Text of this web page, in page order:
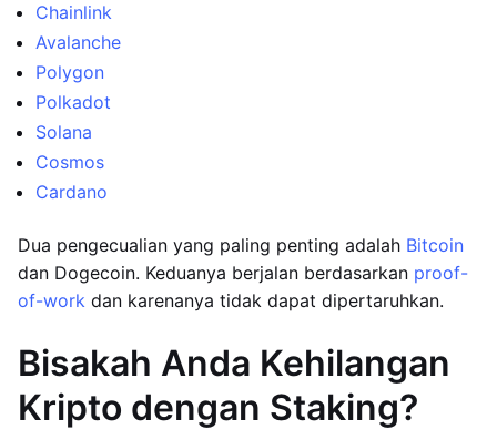
Chainlink
Avalanche
Polygon
Polkadot
Solana
Cosmos
Cardano
Dua pengecualian yang paling penting adalah Bitcoin
dan Dogecoin. Keduanya berjalan berdasarkan proof-
of-work dan karenanya tidak dapat dipertaruhkan.
Bisakah Anda Kehilangan
Kripto dengan Staking?